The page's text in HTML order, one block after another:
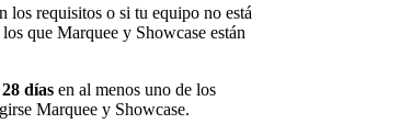
los requisitos o si tu equipo no está
que Marquee y Showcase están
días en al menos uno de los
Marquee y Showcase.